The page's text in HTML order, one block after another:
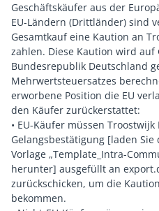
Geschäftskäufer aus der
EU-Ländern (Drittländer) sind
Gesamtkauf eine Kaution an
zahlen. Diese Kaution wird
Bundesrepublik Deutschland
Mehrwertsteuersatzes
erworbene Position die EU
den Käufer zurückerstattet:
• EU-Käufer müssen
Gelangsbestätigung [laden
Vorlage „Template_Intra-
herunter] ausgefüllt an
zurückschicken, um die
bekommen.